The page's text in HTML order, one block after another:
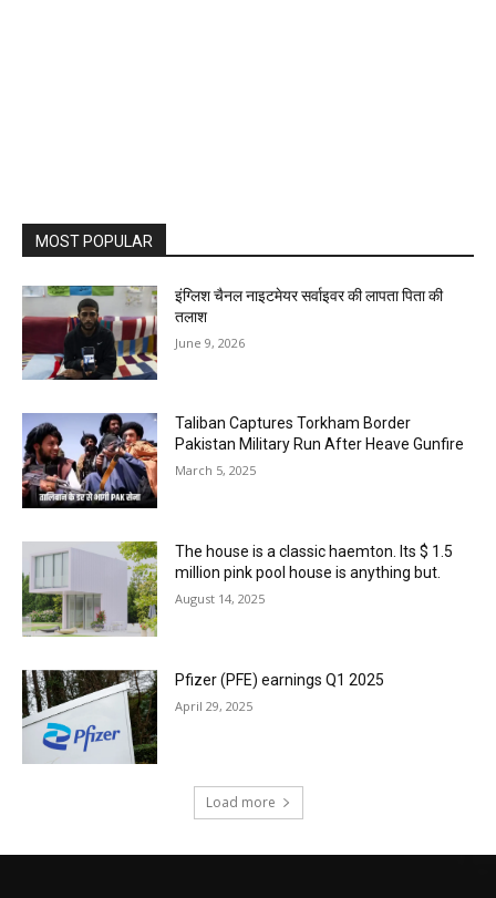
MOST POPULAR
इंग्लिश चैनल नाइटमेयर सर्वाइवर की लापता पिता की
तलाश
June 9, 2026
Taliban Captures Torkham Border
Pakistan Military Run After Heave Gunfire
March 5, 2025
The house is a classic haemton. Its $ 1.5
million pink pool house is anything but.
August 14, 2025
Pfizer (PFE) earnings Q1 2025
April 29, 2025
Load more